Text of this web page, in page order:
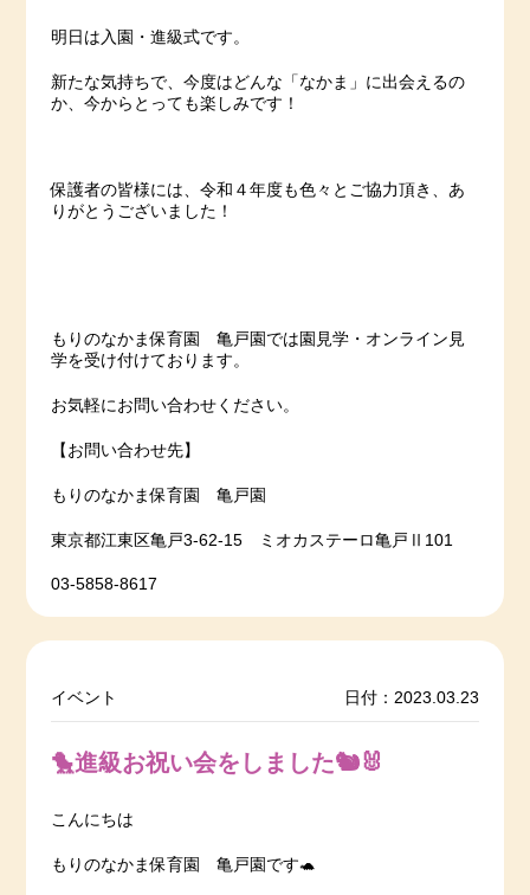
明日は入園・進級式です。
新たな気持ちで、今度はどんな「なかま」に出会えるの
か、今からとっても楽しみです！
保護者の皆様には、令和４年度も色々とご協力頂き、あ
りがとうございました！
もりのなかま保育園 亀戸園では園見学・オンライン見
学を受け付けております。
お気軽にお問い合わせください。
【お問い合わせ先】
もりのなかま保育園 亀戸園
東京都江東区亀戸3-62-15 ミオカステーロ亀戸Ⅱ101
03-5858-8617
イベント 日付：2023.03.23
🐤進級お祝い会をしました🐿️🐰
こんにちは
もりのなかま保育園 亀戸園です🐢